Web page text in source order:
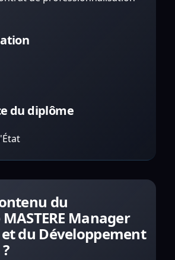
du diplôme
du
Manager
et du Développement